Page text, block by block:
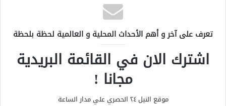
تعرف على آخر و أهم الأحداث المحلية و العالمية لحظة بلحظة
اشترك الان في القائمة البريدية
مجانا !
موقع النيل ٢٤ الحصري علي مدار الساعة